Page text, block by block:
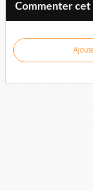
Commenter cet